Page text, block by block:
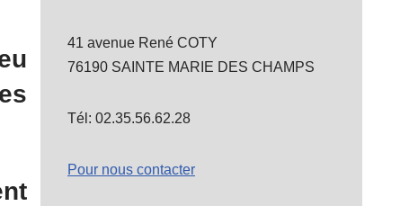
41 avenue René COTY
76190 SAINTE MARIE DES CHAMPS
Tél: 02.35.56.62.28
Pour nous contacter